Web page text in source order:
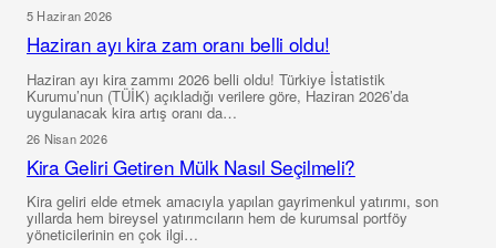
5 Haziran 2026
Haziran ayı kira zam oranı belli oldu!
Haziran ayı kira zammı 2026 belli oldu! Türkiye İstatistik
Kurumu’nun (TÜİK) açıkladığı verilere göre, Haziran 2026’da
uygulanacak kira artış oranı da…
26 Nisan 2026
Kira Geliri Getiren Mülk Nasıl Seçilmeli?
Kira geliri elde etmek amacıyla yapılan gayrimenkul yatırımı, son
yıllarda hem bireysel yatırımcıların hem de kurumsal portföy
yöneticilerinin en çok ilgi…